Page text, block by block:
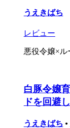
うえきばち
レビュー
悪役令嬢×
白豚令嬢
ドを回避
うえきばち •